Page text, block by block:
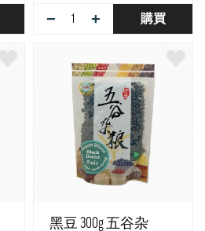
− + 購買
黑豆 300g 五谷杂